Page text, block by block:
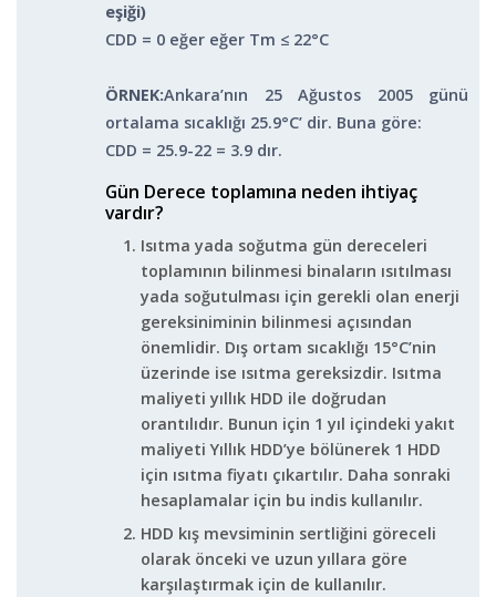
eşiği)
CDD = 0 eğer eğer Tm ≤ 22°C
ÖRNEK:Ankara’nın 25 Ağustos 2005 günü
ortalama sıcaklığı 25.9°C’ dir. Buna göre:
CDD = 25.9-22 = 3.9 dır.
Gün Derece toplamına neden ihtiyaç
vardır?
Isıtma yada soğutma gün dereceleri
toplamının bilinmesi binaların ısıtılması
yada soğutulması için gerekli olan enerji
gereksiniminin bilinmesi açısından
önemlidir. Dış ortam sıcaklığı 15°C’nin
üzerinde ise ısıtma gereksizdir. Isıtma
maliyeti yıllık HDD ile doğrudan
orantılıdır. Bunun için 1 yıl içindeki yakıt
maliyeti Yıllık HDD’ye bölünerek 1 HDD
için ısıtma fiyatı çıkartılır. Daha sonraki
hesaplamalar için bu indis kullanılır.
HDD kış mevsiminin sertliğini göreceli
olarak önceki ve uzun yıllara göre
karşılaştırmak için de kullanılır.